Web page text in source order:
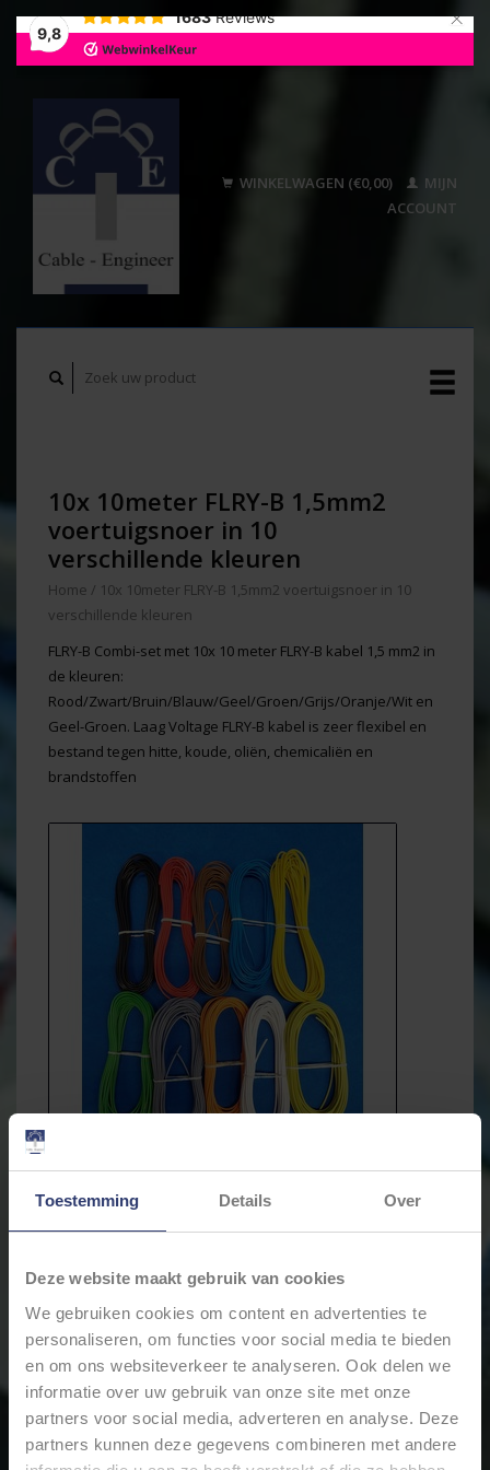
Toestemming Details Over
Deze website maakt gebruik van cookies
We gebruiken cookies om content en advertenties te
personaliseren, om functies voor social media te bieden
en om ons websiteverkeer te analyseren. Ook delen we
informatie over uw gebruik van onze site met onze
partners voor social media, adverteren en analyse. Deze
partners kunnen deze gegevens combineren met andere
9,8
1683 Reviews ×
WINKELWAGEN (€0,00)
MIJN
ACCOUNT
10x 10meter FLRY-B 1,5mm2
voertuigsnoer in 10
verschillende kleuren
Home / 10x 10meter FLRY-B 1,5mm2 voertuigsnoer in 10
verschillende kleuren
FLRY-B Combi-set met 10x 10 meter FLRY-B kabel 1,5 mm2 in
de kleuren:
Rood/Zwart/Bruin/Blauw/Geel/Groen/Grijs/Oranje/Wit en
Geel-Groen. Laag Voltage FLRY-B kabel is zeer flexibel en
bestand tegen hitte, koude, oliën, chemicaliën en
brandstoffen
€72,80
€69,98
Levertijd: Bestellingen op ma. t/m vrij. voor 17:00 worden